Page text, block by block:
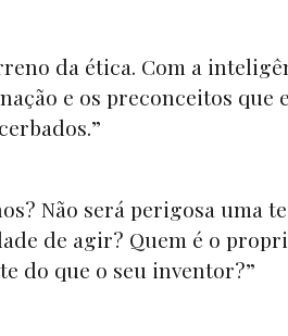
da ética. Com a
e os preconceitos que
Não será perigosa uma
de agir? Quem é o
do que o seu inventor?”